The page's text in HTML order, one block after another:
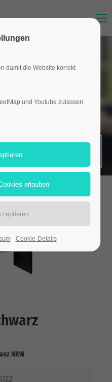
(0)
NRW
damit die Website korrekt
und Youtube zulassen
Cookie-Details